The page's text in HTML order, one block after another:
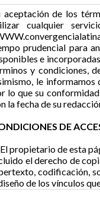
aceptación de los
cualquier
prudencial para
e
y condiciones,
le informamos
lo que su
la fecha de su
DE
propietario de esta
el derecho de
codificación,
de los vínculos